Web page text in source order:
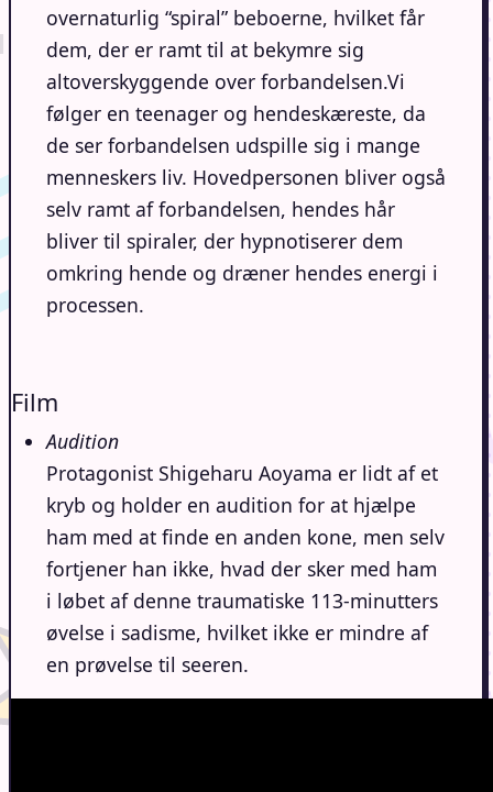
overnaturlig “spiral” beboerne, hvilket får
dem, der er ramt til at bekymre sig
altoverskyggende over forbandelsen.Vi
følger en teenager og hendeskæreste, da
de ser forbandelsen udspille sig i mange
menneskers liv. Hovedpersonen bliver også
selv ramt af forbandelsen, hendes hår
bliver til spiraler, der hypnotiserer dem
omkring hende og dræner hendes energi i
processen.
Film
Audition
Protagonist Shigeharu Aoyama er lidt af et
kryb og holder en audition for at hjælpe
ham med at finde en anden kone, men selv
fortjener han ikke, hvad der sker med ham
i løbet af denne traumatiske 113-minutters
øvelse i sadisme, hvilket ikke er mindre af
en prøvelse til seeren.